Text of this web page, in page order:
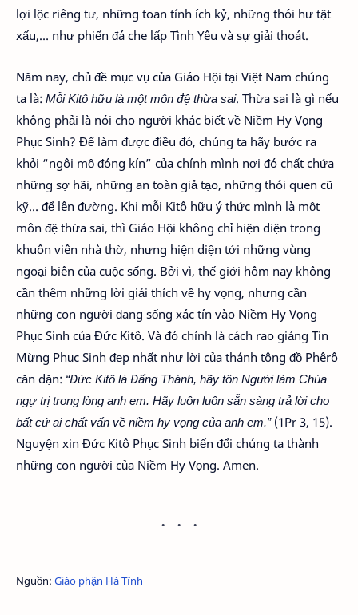
lợi lộc riêng tư, những toan tính ích kỷ, những thói hư tật
xấu,… như phiến đá che lấp Tình Yêu và sự giải thoát.
Năm nay, chủ đề mục vụ của Giáo Hội tại Việt Nam chúng
ta là: Mỗi Kitô hữu là một môn đệ thừa sai. Thừa sai là gì nếu
không phải là nói cho người khác biết về Niềm Hy Vọng
Phục Sinh? Để làm được điều đó, chúng ta hãy bước ra
khỏi “ngôi mộ đóng kín” của chính mình nơi đó chất chứa
những sợ hãi, những an toàn giả tạo, những thói quen cũ
kỹ… để lên đường. Khi mỗi Kitô hữu ý thức mình là một
môn đệ thừa sai, thì Giáo Hội không chỉ hiện diện trong
khuôn viên nhà thờ, nhưng hiện diện tới những vùng
ngoại biên của cuộc sống. Bởi vì, thế giới hôm nay không
cần thêm những lời giải thích về hy vọng, nhưng cần
những con người đang sống xác tín vào Niềm Hy Vọng
Phục Sinh của Đức Kitô. Và đó chính là cách rao giảng Tin
Mừng Phục Sinh đẹp nhất như lời của thánh tông đồ Phêrô
căn dặn: “Đức Kitô là Đấng Thánh, hãy tôn Người làm Chúa
ngự trị trong lòng anh em. Hãy luôn luôn sẵn sàng trả lời cho
bất cứ ai chất vấn về niềm hy vọng của anh em.”(1Pr 3, 15).
Nguyện xin Đức Kitô Phục Sinh biến đổi chúng ta thành
những con người của Niềm Hy Vọng. Amen.
Nguồn: Giáo phận Hà Tĩnh